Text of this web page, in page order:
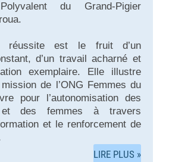
du Grand-Pigier
réussite est le fruit d’un
d’un travail acharné et
exemplaire. Elle illustre
de l’ONG Femmes du
pour l’autonomisation des
des femmes à travers
et le renforcement de
LIRE PLUS »